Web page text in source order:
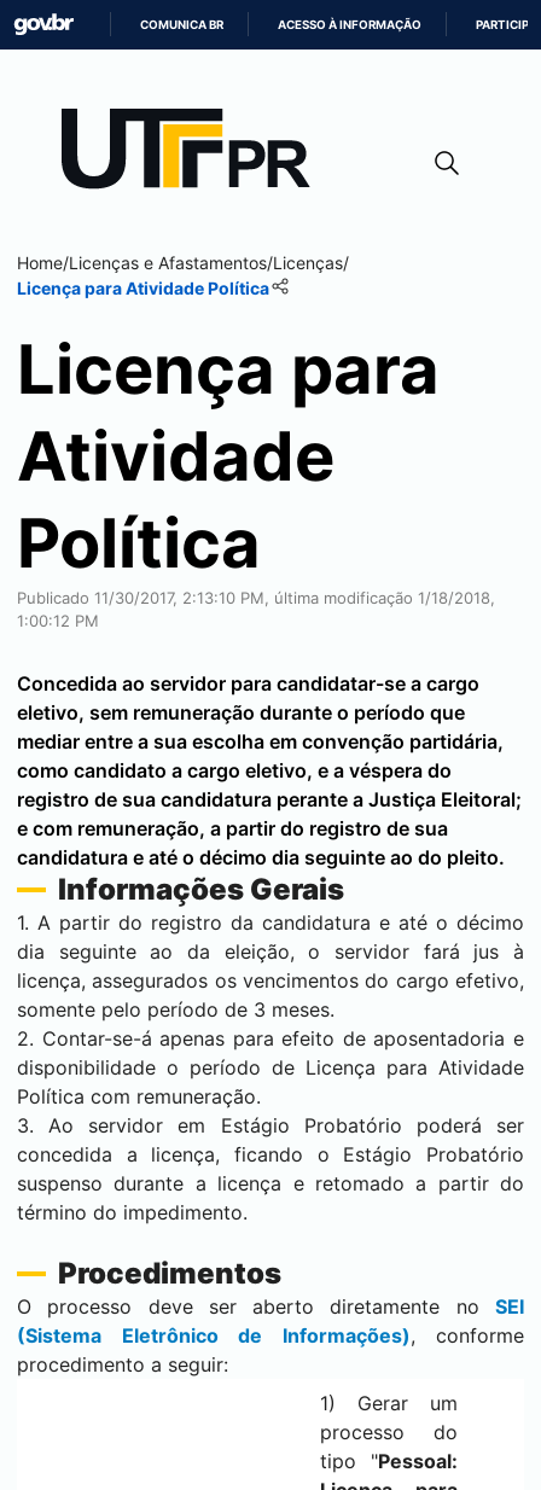
CONTEÚDO
COMUNICA BR ACESSO À INFORMAÇÃO PARTICIPE
Home/Licenças e Afastamentos/Licenças/
Licença para Atividade Política
Licença para
Atividade
Política
Publicado 11/30/2017, 2:13:10 PM, última modificação 1/18/2018,
1:00:12 PM
Concedida ao servidor para candidatar-se a cargo
eletivo, sem remuneração durante o período que
mediar entre a sua escolha em convenção partidária,
como candidato a cargo eletivo, e a véspera do
registro de sua candidatura perante a Justiça Eleitoral;
e com remuneração, a partir do registro de sua
candidatura e até o décimo dia seguinte ao do pleito.
Informações Gerais
1. A partir do registro da candidatura e até o décimo
dia seguinte ao da eleição, o servidor fará jus à
licença, assegurados os vencimentos do cargo efetivo,
somente pelo período de 3 meses.
2. Contar-se-á apenas para efeito de aposentadoria e
disponibilidade o período de Licença para Atividade
Política com remuneração.
3. Ao servidor em Estágio Probatório poderá ser
concedida a licença, ficando o Estágio Probatório
suspenso durante a licença e retomado a partir do
término do impedimento.
Procedimentos
O processo deve ser aberto diretamente no SEI
(Sistema Eletrônico de Informações), conforme
procedimento a seguir:
1) Gerar um
processo do
tipo "Pessoal: